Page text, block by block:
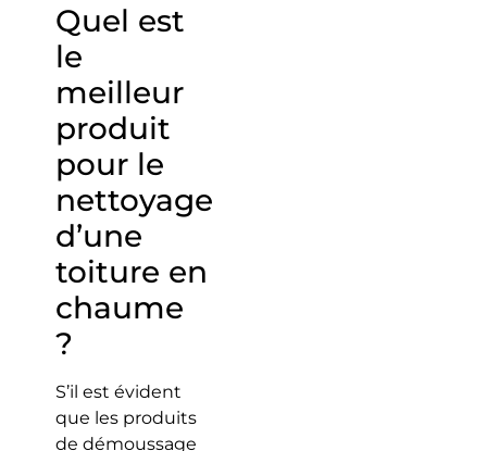
Quel est
le
meilleur
produit
pour le
nettoyage
d’une
toiture en
chaume
?
S’il est évident
que les produits
de démoussage